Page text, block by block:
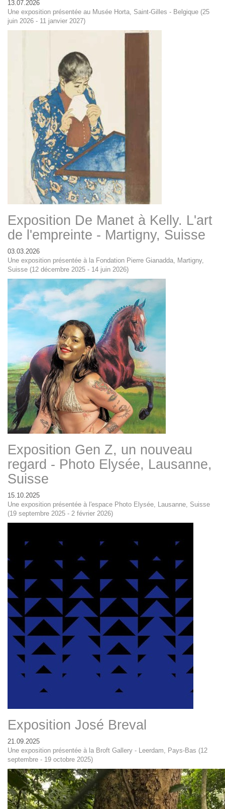
13.07.2026
Une exposition présentée au Musée Horta, Saint-Gilles - Belgique (25
juin 2026 - 11 janvier 2027)
Exposition De Manet à Kelly. L'art
de l'empreinte - Martigny, Suisse
03.03.2026
Une exposition présentée à la Fondation Pierre Gianadda, Martigny,
Suisse (12 décembre 2025 - 14 juin 2026)
Exposition Gen Z, un nouveau
regard - Photo Elysée, Lausanne,
Suisse
15.10.2025
Une exposition présentée à l'espace Photo Elysée, Lausanne, Suisse
(19 septembre 2025 - 2 février 2026)
Exposition José Breval
21.09.2025
Une exposition présentée à la Broft Gallery - Leerdam, Pays-Bas (12
septembre - 19 octobre 2025)